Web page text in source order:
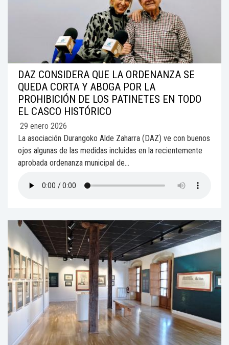
DAZ CONSIDERA QUE LA ORDENANZA SE
QUEDA CORTA Y ABOGA POR LA
PROHIBICIÓN DE LOS PATINETES EN TODO
EL CASCO HISTÓRICO
29 enero 2026
La asociación Durangoko Alde Zaharra (DAZ) ve con buenos
ojos algunas de las medidas incluidas en la recientemente
aprobada ordenanza municipal de...